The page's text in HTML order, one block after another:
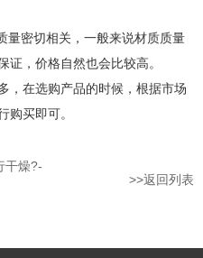
量密切相关，一般来说材质质量
证，价格自然也会比较高。
在选购产品的时候，根据市场
购买即可。
干燥?-
>>返回列表